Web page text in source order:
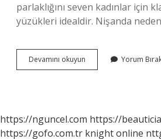
parlaklığını seven kadınlar için
yüzükleri idealdir. Nişanda
Devamını okuyun Nişanda
Kurdele
Yorum
https://nguncel.com https://
https://gofo.com.tr knight online